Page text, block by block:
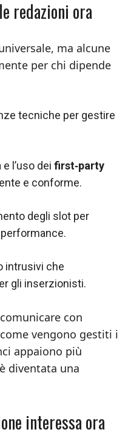
redazioni ora
ma alcune
per chi dipende
tecniche per gestire
l’uso dei first‑party
e conforme.
degli slot per
intrusivi che
gli inserzionisti.
con
vengono gestiti i
appaiono più
diventata una
interessa ora